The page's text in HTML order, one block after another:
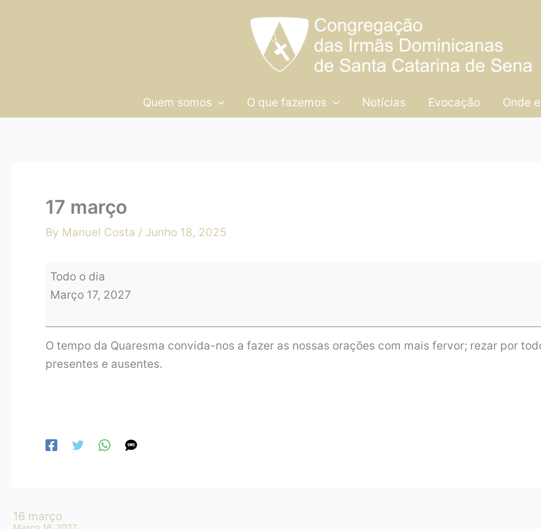
Quem somos O que fazemos Notícias Evocação Onde
17 março
By Manuel Costa / Junho 18, 2025
Todo o dia
Março 17, 2027
O tempo da Quaresma convida-nos a fazer as nossas orações com mais fervor; rezar por
presentes e ausentes.
16 março